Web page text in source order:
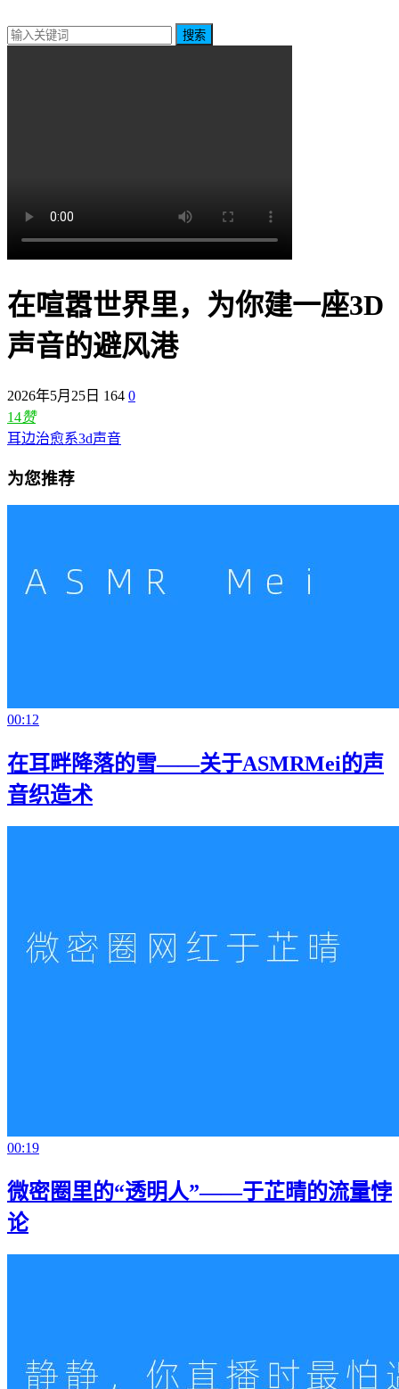
搜索
在喧嚣世界里，为你建一座3D
声音的避风港
2026年5月25日 164 0
14赞
耳边治愈系3d声音
为您推荐
00:12
在耳畔降落的雪——关于ASMRMei的声
音织造术
00:19
微密圈里的“透明人”——于芷晴的流量悖
论